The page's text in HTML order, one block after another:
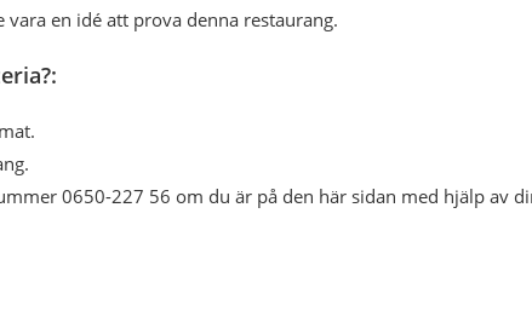
en idé att prova denna restaurang.
0650-227 56 om du är på den här sidan med hjälp av